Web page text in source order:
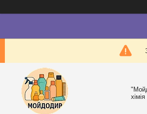
хімія